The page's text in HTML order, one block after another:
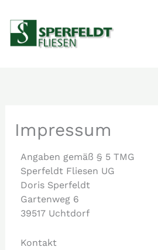
Inhalt
springen
Impressum
Angaben gemäß § 5 TMG
Sperfeldt Fliesen UG
Doris Sperfeldt
Gartenweg 6
39517 Uchtdorf
Kontakt